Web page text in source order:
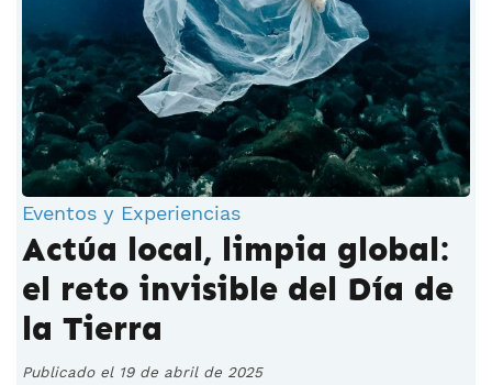
Eventos y Experiencias
Actúa local, limpia global:
el reto invisible del Día de
la Tierra
Publicado el 19 de abril de 2025